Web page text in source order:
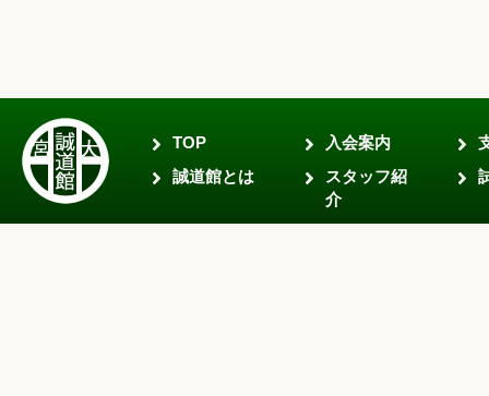
TOP
誠道館とは
入会案内
スタッフ紹
介